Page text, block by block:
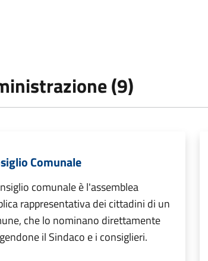
(9)
Comunale
comunale è l'assemblea
rappresentativa dei cittadini di un
che lo nominano direttamente
il Sindaco e i consiglieri.